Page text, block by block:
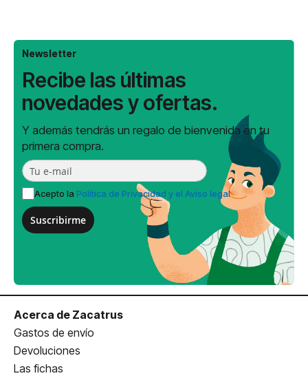
Newsletter
Recibe las últimas
novedades y ofertas.
Y además tendrás un regalo de bienvenida en tu
primera compra.
Acepto la Política de Privacidad y el Aviso legal
Suscribirme
Acerca de Zacatrus
Gastos de envío
Devoluciones
Las fichas